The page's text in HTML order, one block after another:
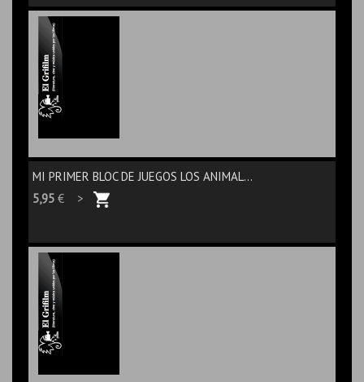
MI PRIMER BLOC DE JUEGOS LOS ANIMAL...
5,95 € >